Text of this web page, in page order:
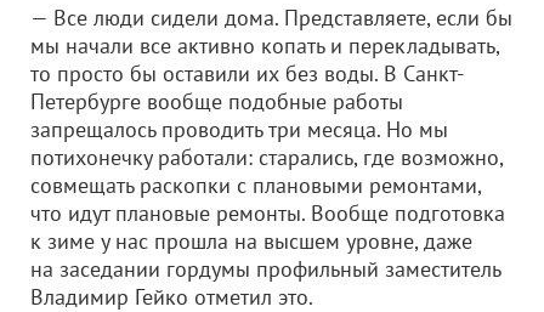
— Вcе люди сидели дома. Представляете, если бы
мы начали все активно копать и перекладывать,
то просто бы оставили их без воды. В Санкт-
Петербурге вообще подобные работы
запрещалось проводить три месяца. Но мы
потихонечку работали: старались, где возможно,
совмещать раскопки с плановыми ремонтами,
что идут плановые ремонты. Вообще подготовка
к зиме у нас прошла на высшем уровне, даже
на заседании гордумы профильный заместитель
Владимир Гейко отметил это.